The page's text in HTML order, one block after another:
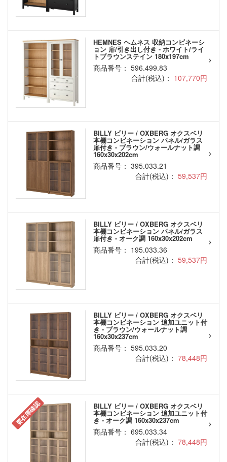
HEMNES ヘムネス 収納コンビネーシ
ョン 扉/引き出し付き - ホワイト/ライ
トブラウンステイン 180x197cm
商品番号： 596.499.83
合計(税込)： 107,770円
BILLY ビリー / OXBERG オクスベリ
本棚コンビネーション パネル/ガラス
扉付き - ブラウン/ウォールナット調
160x30x202cm
商品番号： 395.033.21
合計(税込)： 59,537円
BILLY ビリー / OXBERG オクスベリ
本棚コンビネーション パネル/ガラス
扉付き - オーク調 160x30x202cm
商品番号： 195.033.36
合計(税込)： 59,537円
BILLY ビリー / OXBERG オクスベリ
本棚コンビネーション 追加ユニット付
き - ブラウン/ウォールナット調
160x30x237cm
商品番号： 595.033.20
合計(税込)： 78,448円
要在庫確認 BILLY ビリー / OXBERG オクスベリ
本棚コンビネーション 追加ユニット付
き - オーク調 160x30x237cm
商品番号： 695.033.34
合計(税込)： 78,448円